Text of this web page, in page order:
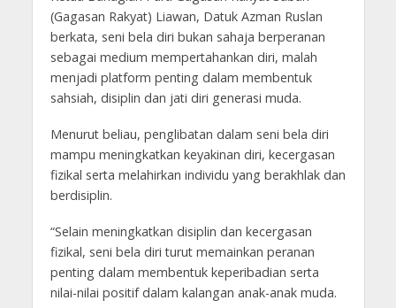
(Gagasan Rakyat) Liawan, Datuk Azman Ruslan
berkata, seni bela diri bukan sahaja berperanan
sebagai medium mempertahankan diri, malah
menjadi platform penting dalam membentuk
sahsiah, disiplin dan jati diri generasi muda.
Menurut beliau, penglibatan dalam seni bela diri
mampu meningkatkan keyakinan diri, kecergasan
fizikal serta melahirkan individu yang berakhlak dan
berdisiplin.
“Selain meningkatkan disiplin dan kecergasan
fizikal, seni bela diri turut memainkan peranan
penting dalam membentuk keperibadian serta
nilai-nilai positif dalam kalangan anak-anak muda.